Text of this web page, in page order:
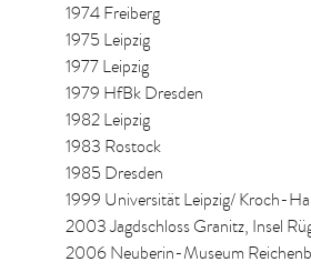
1974 Freiberg
1975 Leipzig
1977 Leipzig
1979 HfBk Dresden
1982 Leipzig
1983 Rostock
1985 Dresden
1999 Universität Leipzig/ Kroch-
2003 Jagdschloss Granitz, Insel
2006 Neuberin-Museum